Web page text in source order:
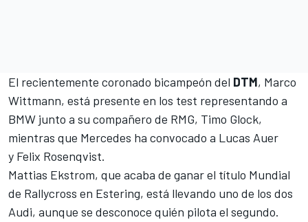
El recientemente coronado bicampeón del DTM, Marco
Wittmann, está presente en los test representando a
BMW junto a su compañero de RMG, Timo Glock,
mientras que Mercedes ha convocado a Lucas Auer
y Felix Rosenqvist.
Mattias Ekstrom, que acaba de ganar el título Mundial
de Rallycross en Estering, está llevando uno de los dos
Audi, aunque se desconoce quién pilota el segundo.